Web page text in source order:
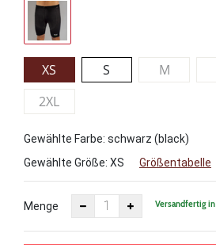
XS S M
2XL
Gewählte Farbe: schwarz (black)
Gewählte Größe: XS Größentabelle
Menge Versandfertig